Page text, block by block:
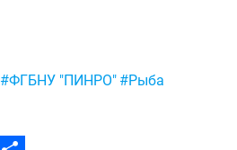
#ФГБНУ "ПИНРО" #Рыба